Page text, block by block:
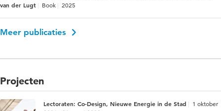
van der Lugt
Book 2025
Meer publicaties
Projecten
Lectoraten: Co-Design, Nieuwe Energie in de Stad
1 oktober